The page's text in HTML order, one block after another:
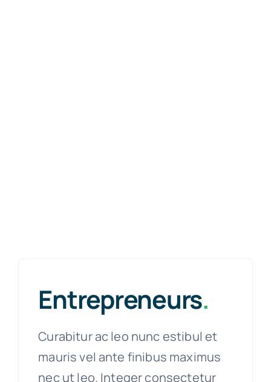
Entrepreneurs.
Curabitur ac leo nunc estibul et
mauris vel ante finibus maximus
nec ut leo. Integer consectetur